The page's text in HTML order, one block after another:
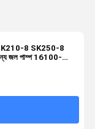
SK210-8 SK250-8
জল পাম্প 16100-